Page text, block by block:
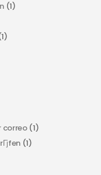
(1)
correo(1)
(1)